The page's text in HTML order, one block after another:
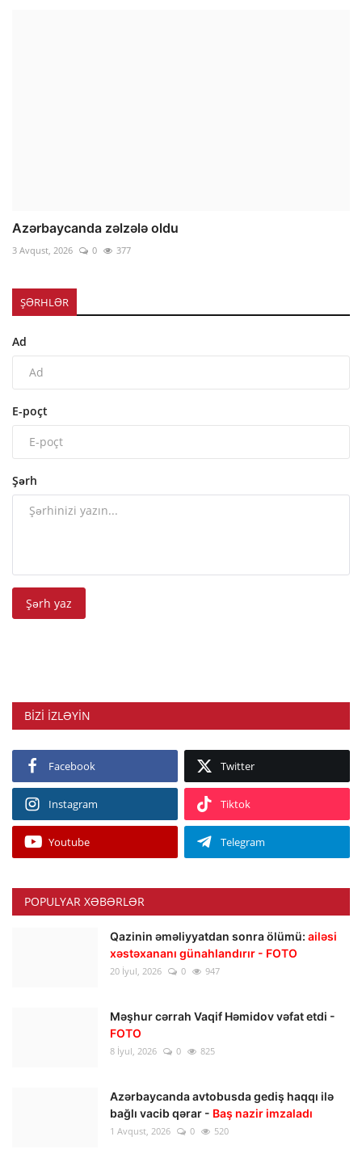
Azərbaycanda zəlzələ oldu
3 Avqust, 2026 0 377
ŞƏRHLƏR
Ad
E-poçt
Şərh
Şərh yaz
BIZI IZLƏYIN
Facebook Twitter
Instagram Tiktok
Youtube Telegram
POPULYAR XƏBƏRLƏR
Qazinin əməliyyatdan sonra ölümü: ailəsi
xəstəxananı günahlandırır - FOTO
20 İyul, 2026 0 947
Məşhur cərrah Vaqif Həmidov vəfat etdi -
FOTO
8 İyul, 2026 0 825
Azərbaycanda avtobusda gediş haqqı ilə
bağlı vacib qərar - Baş nazir imzaladı
1 Avqust, 2026 0 520